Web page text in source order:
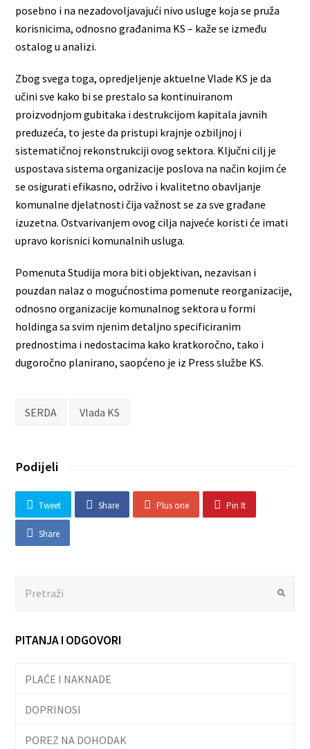
posebno i na nezadovoljavajući nivo usluge koja se pruža
korisnicima, odnosno građanima KS – kaže se između
ostalog u analizi.
Zbog svega toga, opredjeljenje aktuelne Vlade KS je da
učini sve kako bi se prestalo sa kontinuiranom
proizvodnjom gubitaka i destrukcijom kapitala javnih
preduzeća, to jeste da pristupi krajnje ozbiljnoj i
sistematičnoj rekonstrukciji ovog sektora. Ključni cilj je
uspostava sistema organizacije poslova na način kojim će
se osigurati efikasno, održivo i kvalitetno obavljanje
komunalne djelatnosti čija važnost se za sve građane
izuzetna. Ostvarivanjem ovog cilja najveće koristi će imati
upravo korisnici komunalnih usluga.
Pomenuta Studija mora biti objektivan, nezavisan i
pouzdan nalaz o mogućnostima pomenute reorganizacije,
odnosno organizacije komunalnog sektora u formi
holdinga sa svim njenim detaljno specificiranim
prednostima i nedostacima kako kratkoročno, tako i
dugoročno planirano, saopćeno je iz Press službe KS.
SERDA Vlada KS
Podijeli
Tweet Share Plus one Pin It
Share
Submit
PITANJA I ODGOVORI
PLAĆE I NAKNADE
DOPRINOSI
POREZ NA DOHODAK